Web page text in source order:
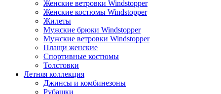
Женские ветровки Windstopper
Женские костюмы Windstopper
Жилеты
Мужские брюки Windstopper
Мужские ветровки Windstopper
Плащи женские
Спортивные костюмы
Толстовки
Летняя коллекция
Джинсы и комбинезоны
Рубашки